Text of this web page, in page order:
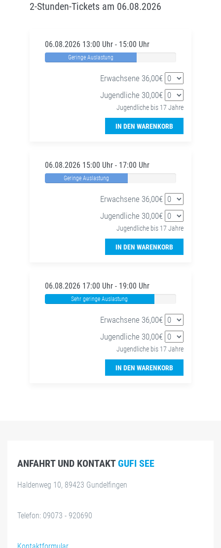
2-Stunden-Tickets am 06.08.2026
06.08.2026 13:00 Uhr - 15:00 Uhr
Geringe Auslastung
Erwachsene 36,00€
Jugendliche 30,00€
Jugendliche bis 17 Jahre
IN DEN WARENKORB
06.08.2026 15:00 Uhr - 17:00 Uhr
Geringe Auslastung
Erwachsene 36,00€
Jugendliche 30,00€
Jugendliche bis 17 Jahre
IN DEN WARENKORB
06.08.2026 17:00 Uhr - 19:00 Uhr
Sehr geringe Auslastung
Erwachsene 36,00€
Jugendliche 30,00€
Jugendliche bis 17 Jahre
IN DEN WARENKORB
ANFAHRT UND KONTAKT GUFI SEE
Haldenweg 10, 89423 Gundelfingen
Telefon: 09073 - 920690